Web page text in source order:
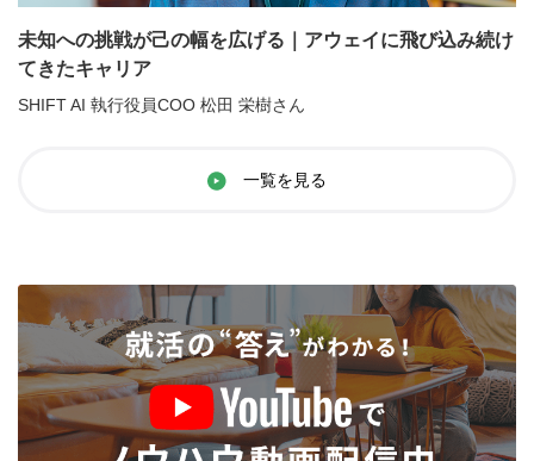
未知への挑戦が己の幅を広げる｜アウェイに飛び込み続け
てきたキャリア
SHIFT AI 執行役員COO 松田 栄樹さん
一覧を見る